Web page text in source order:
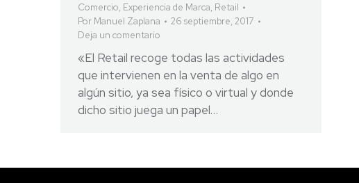
Comercio, Experiencia de Marca, Retail
Por Manuel Zaplana
26 septiembre, 2017
Deja un comentario
«El Retail recoge todas las actividades
que intervienen en la venta de algo en
algún sitio, ya sea físico o virtual y donde
dicho sitio juega un papel…